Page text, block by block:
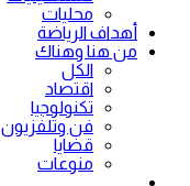
محليات
أهداف الرياضة
من هنا وهناك
الكل
اقتصاد
تكنولوجيا
فن وتلفزيون
قضايا
منوعات